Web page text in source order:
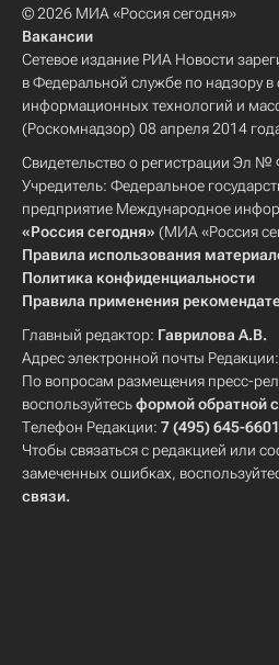
© 2026 МИА «Россия сегодня»
Вакансии
Сетевое издание РИА Новости
в Федеральной службе по надзору в
информационных технологий и
(Роскомнадзор) 08 апреля 2014
Свидетельство о регистрации Эл
Учредитель: Федеральное
предприятие Международное
«Россия сегодня» (МИА «Россия
Правила использования
Политика конфиденциальности
Правила применения
Главный редактор: Гаврилова А.В.
Адрес электронной почты Редакции:
По вопросам размещения пресс-
воспользуйтесьформой обратной
Телефон Редакции: 7 (495) 645-6601
Чтобы связаться с редакцией или
замеченных ошибках,
связи.